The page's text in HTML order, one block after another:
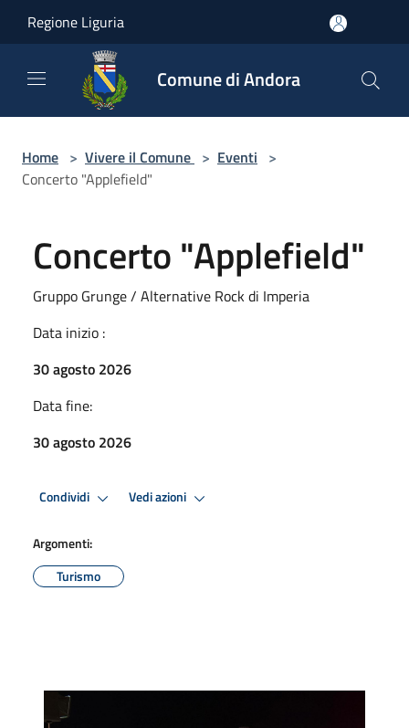
Regione Liguria
Comune di Andora
Home > Vivere il Comune > Eventi >
Concerto "Applefield"
Concerto "Applefield"
Gruppo Grunge / Alternative Rock di Imperia
Data inizio :
30 agosto 2026
Data fine:
30 agosto 2026
Condividi Vedi azioni
Argomenti:
Turismo